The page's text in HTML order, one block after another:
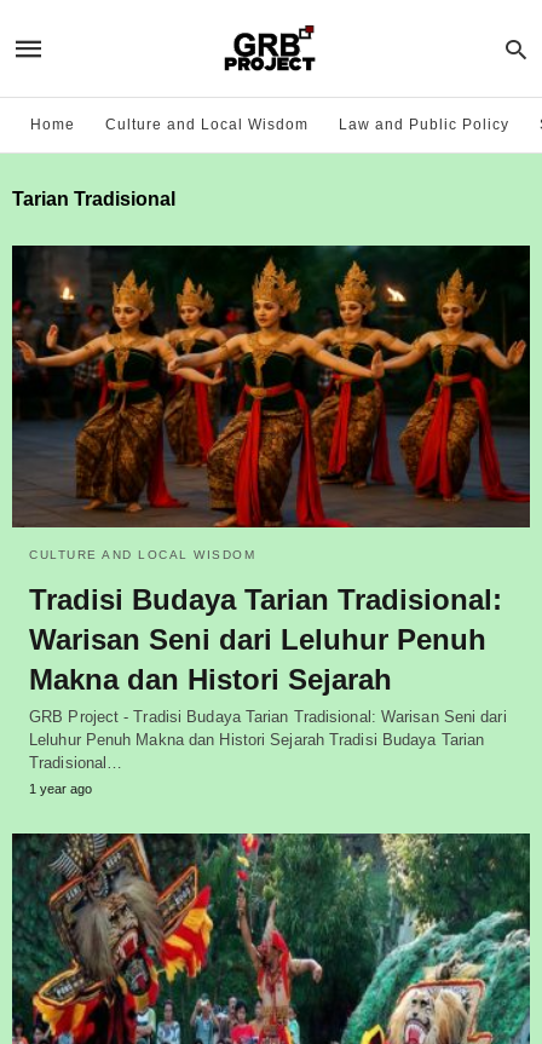
Home Culture and Local Wisdom Law and Public Policy
Tarian Tradisional
CULTURE AND LOCAL WISDOM
Tradisi Budaya Tarian Tradisional:
Warisan Seni dari Leluhur Penuh
Makna dan Histori Sejarah
GRB Project - Tradisi Budaya Tarian Tradisional: Warisan Seni dari
Leluhur Penuh Makna dan Histori Sejarah Tradisi Budaya Tarian
Tradisional…
1 year ago